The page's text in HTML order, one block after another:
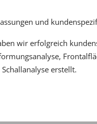
und
wir erfolgreich
erstellt.